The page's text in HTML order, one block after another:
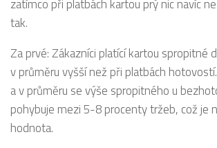
zatímco při platbách kartou prý nic navíc
tak.
Za prvé: Zákazníci platící kartou spropitné
v průměru vyšší než při platbách
a v průměru se výše spropitného u
pohybuje mezi 5-8 procenty tržeb, což je
hodnota.